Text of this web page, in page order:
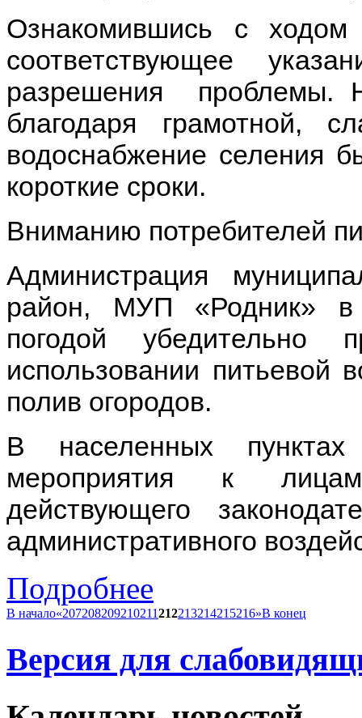
Ознакомившись с ходом
соответствующее
разрешения проблемы.
благодаря грамотной,
водоснабжение селения
короткие сроки.
Вниманию потребителей
Администрация
район, МУП «Родник» в
погодой убедительно
использовании питьевой
полив огородов.
В населенных
мероприятия к
действующего
административного
Подробнее
В начало«207208209210211212213214215216»В конец
Версия для